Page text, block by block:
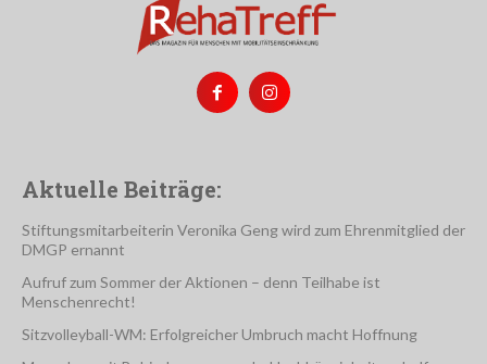
Aktuelle Beiträge:
Stiftungsmitarbeiterin Veronika Geng wird zum Ehrenmitglied der
DMGP ernannt
Aufruf zum Sommer der Aktionen – denn Teilhabe ist
Menschenrecht!
Sitzvolleyball-WM: Erfolgreicher Umbruch macht Hoffnung